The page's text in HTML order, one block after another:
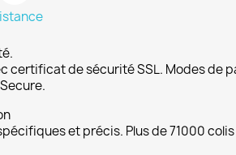
certificat de sécurité SSL. Modes de
et précis. Plus de 71000